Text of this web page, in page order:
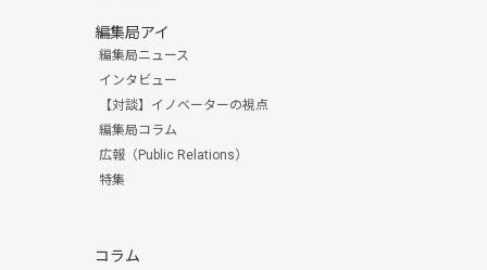
編集局アイ
編集局ニュース
インタビュー
【対談】イノベーターの視点
編集局コラム
広報（Public Relations）
特集
コラム